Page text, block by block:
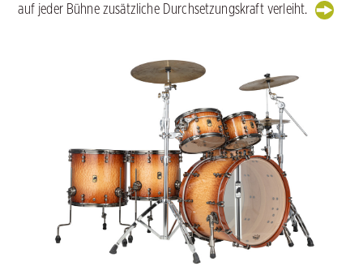
auf jeder Bühne zusätzliche Durchsetzungskraft verleiht.